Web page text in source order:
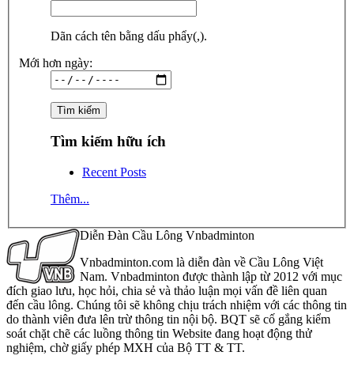
Dãn cách tên bằng dấu phẩy(,).
Mới hơn ngày:
Tìm kiếm hữu ích
Recent Posts
Thêm...
Diễn Đàn Cầu Lông Vnbadminton
Vnbadminton.com là diễn đàn về Cầu Lông Việt
Nam. Vnbadminton được thành lập từ 2012 với mục
đích giao lưu, học hỏi, chia sẻ và thảo luận mọi vấn đề liên quan
đến cầu lông. Chúng tôi sẽ không chịu trách nhiệm với các thông tin
do thành viên đưa lên trừ thông tin nội bộ. BQT sẽ cố gắng kiểm
soát chặt chẽ các luồng thông tin Website đang hoạt động thử
nghiệm, chờ giấy phép MXH của Bộ TT & TT.